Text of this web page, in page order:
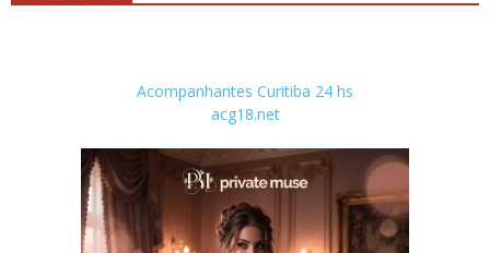
Acompanhantes Curitiba 24 hs
acg18.net